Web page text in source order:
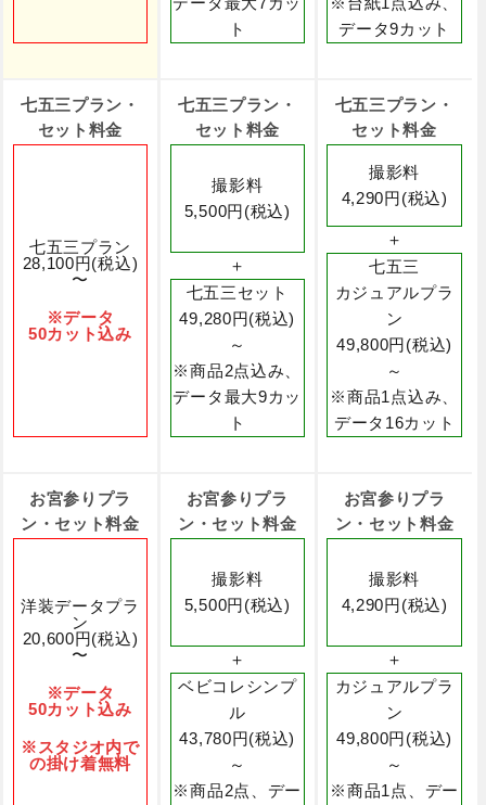
ト
データ9カット
七五三プラン・
セット料金
七五三プラン
28,100円(税込)
〜
※データ
50カット込み
七五三プラン・
セット料金
撮影料
5,500円(税込)
＋
七五三セット
49,280円(税込)
～
※商品2点込み、
データ最大9カッ
ト
七五三プラン・
セット料金
撮影料
4,290円(税込)
＋
七五三
カジュアルプラ
ン
49,800円(税込)
～
※商品1点込み、
データ16カット
お宮参りプラ
ン・セット料金
洋装データプラ
ン
20,600円(税込)
〜
※データ
50カット込み
※スタジオ内で
の掛け着無料
お宮参りプラ
ン・セット料金
撮影料
5,500円(税込)
＋
ベビコレシンプ
ル
43,780円(税込)
～
※商品2点、デー
お宮参りプラ
ン・セット料金
撮影料
4,290円(税込)
＋
カジュアルプラ
ン
49,800円(税込)
～
※商品1点、デー